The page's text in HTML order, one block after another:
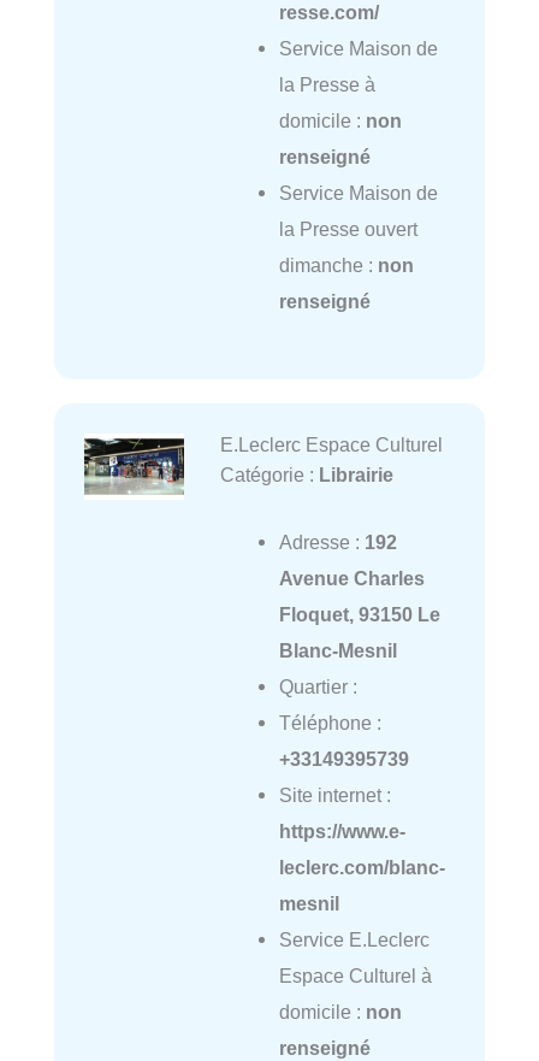
resse.com/
Service Maison de
la Presse à
domicile : non
renseigné
Service Maison de
la Presse ouvert
dimanche : non
renseigné
E.Leclerc Espace Culturel
Catégorie : Librairie
Adresse : 192
Avenue Charles
Floquet, 93150 Le
Blanc-Mesnil
Quartier :
Téléphone :
+33149395739
Site internet :
https://www.e-
leclerc.com/blanc-
mesnil
Service E.Leclerc
Espace Culturel à
domicile : non
renseigné